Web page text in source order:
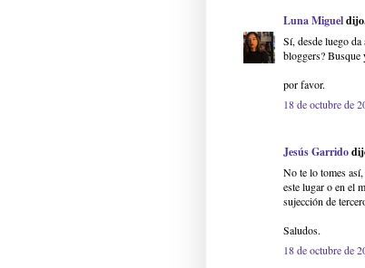
Luna Miguel
Sí, desde luego da
bloggers? Busque
por favor.
18 de octubre de
Jesús Garrido
No te lo tomes
este lugar o en el
sujección de
Saludos.
18 de octubre de